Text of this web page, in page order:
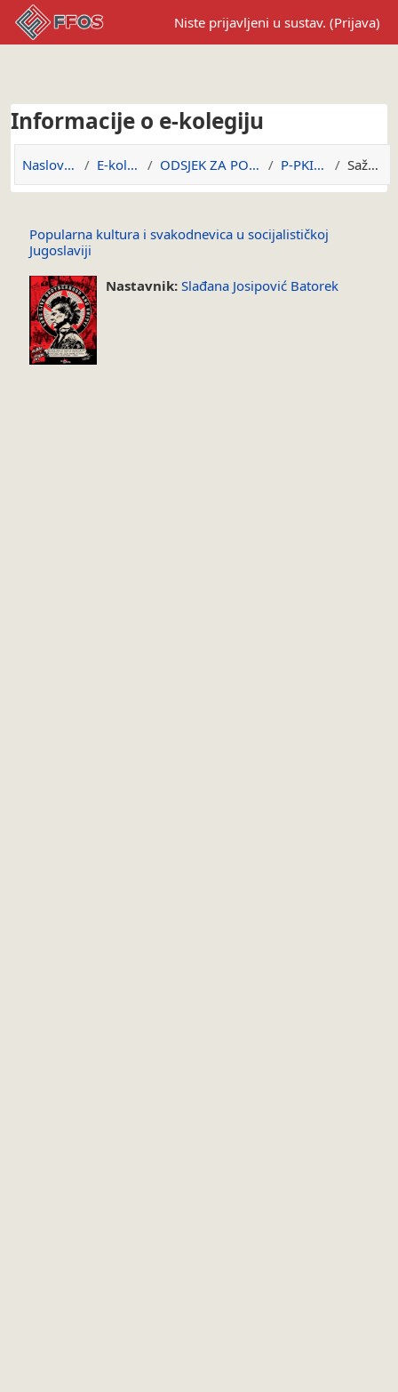
Preskoči na sadržaj
Niste prijavljeni u sustav. (Prijava)
Informacije o e-kolegiju
Naslovnica E-kolegiji ODSJEK ZA POVIJEST P-PKISUSJ Sažetak
Popularna kultura i svakodnevica u socijalističkoj
Jugoslaviji
Nastavnik:Slađana Josipović Batorek